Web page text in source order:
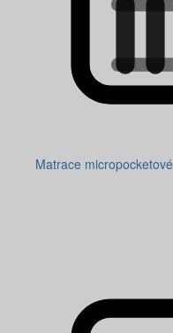
Matrace micropocketové